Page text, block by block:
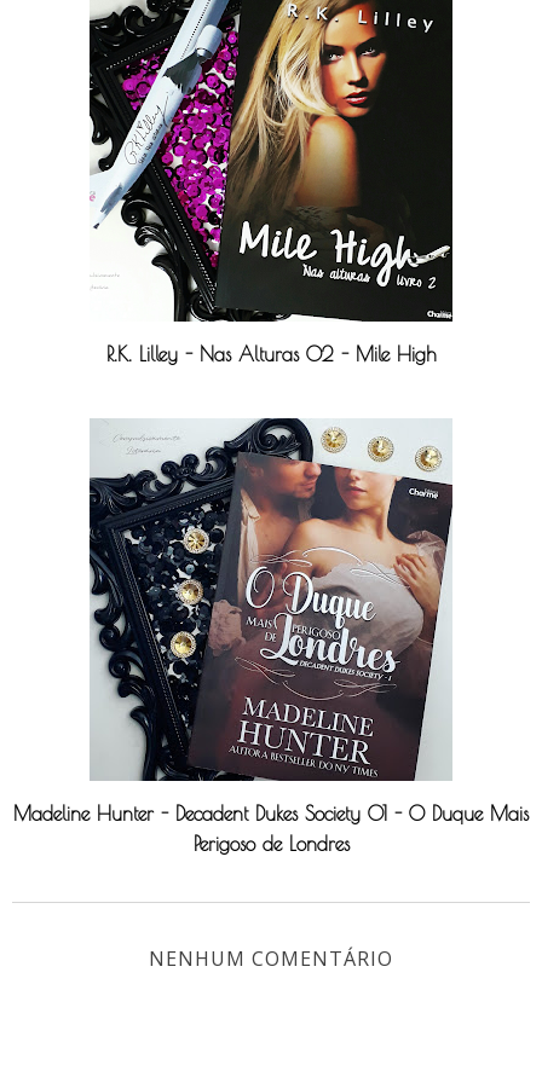
R.K. Lilley - Nas Alturas 02 - Mile High
Madeline Hunter - Decadent Dukes Society 01 - O Duque Mais
Perigoso de Londres
NENHUM COMENTÁRIO